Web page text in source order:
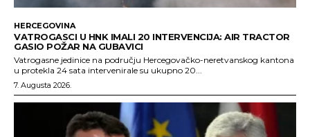
HERCEGOVINA
VATROGASCI U HNK IMALI 20 INTERVENCIJA: AIR TRACTOR
GASIO POŽAR NA GUBAVICI
Vatrogasne jedinice na području Hercegovačko-neretvanskog kantona
u protekla 24 sata intervenirale su ukupno 20...
7. Augusta 2026.